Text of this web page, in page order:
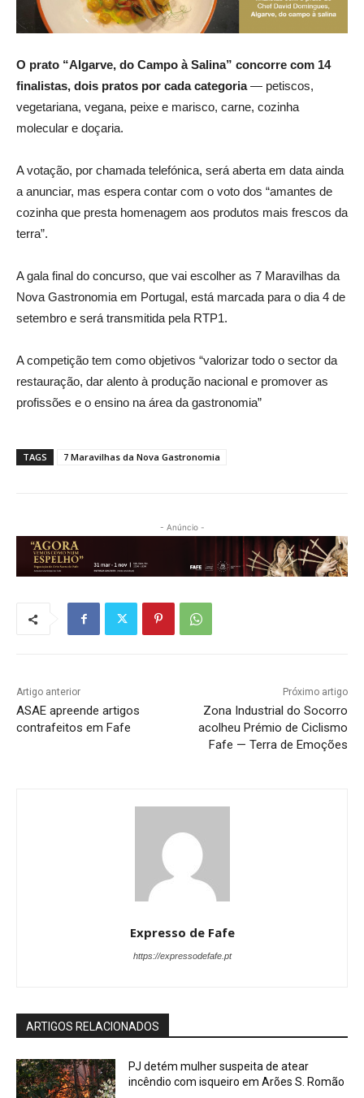
O prato “Algarve, do Campo à Salina” concorre com 14
finalistas, dois pratos por cada categoria— petiscos,
vegetariana, vegana, peixe e marisco, carne, cozinha
molecular e doçaria.
A votação, por chamada telefónica, será aberta em data ainda
a anunciar, mas espera contar com o voto dos “amantes de
cozinha que presta homenagem aos produtos mais frescos da
terra”.
A gala final do concurso, que vai escolher as 7 Maravilhas da
Nova Gastronomia em Portugal, está marcada para o dia 4 de
setembro e será transmitida pela RTP1.
A competição tem como objetivos “valorizar todo o sector da
restauração, dar alento à produção nacional e promover as
profissões e o ensino na área da gastronomia”
TAGS 7 Maravilhas da Nova Gastronomia
- Anúncio -
Artigo anterior
ASAE apreende artigos
contrafeitos em Fafe
Próximo artigo
Zona Industrial do Socorro
acolheu Prémio de Ciclismo
Fafe — Terra de Emoções
Expresso de Fafe
https://expressodefafe.pt
ARTIGOS RELACIONADOS
PJ detém mulher suspeita de atear
incêndio com isqueiro em Arões S. Romão